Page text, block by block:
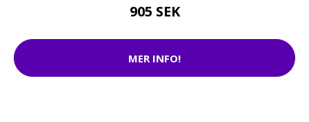
905 SEK
MER INFO!